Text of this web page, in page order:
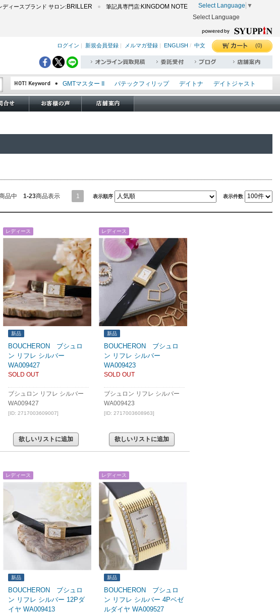
ディースブランド サロン: BRILLER 筆記具専門店: KINGDOM NOTE Select Language ▼
Select Language
ログイン 新規会員登録 メルマガ登録 ENGLISH / 中文 (0)
GMTマスター II パテックフィリップ デイトナ
デイトジャスト
エクスプローラー I
オイスターパーペチュアル
シードゥエラー
品中 1-23商品表示 1 表示順序 表示件数
新品
レディース
BOUCHERON ブシュロ
ン リフレ シルバー
WA009427
SOLD OUT
ブシュロン リフレ シルバー
WA009427
[ID: 2717003609007]
欲しいリストに追加
新品
レディース
BOUCHERON ブシュロ
ン リフレ シルバー
WA009423
SOLD OUT
ブシュロン リフレ シルバー
WA009423
[ID: 2717003608963]
欲しいリストに追加
新品
レディース
BOUCHERON ブシュロ
ン リフレ シルバー 12Pダ
イヤ WA009413
新品
レディース
BOUCHERON ブシュロ
ン リフレ シルバー 4Pベゼ
ルダイヤ WA009527